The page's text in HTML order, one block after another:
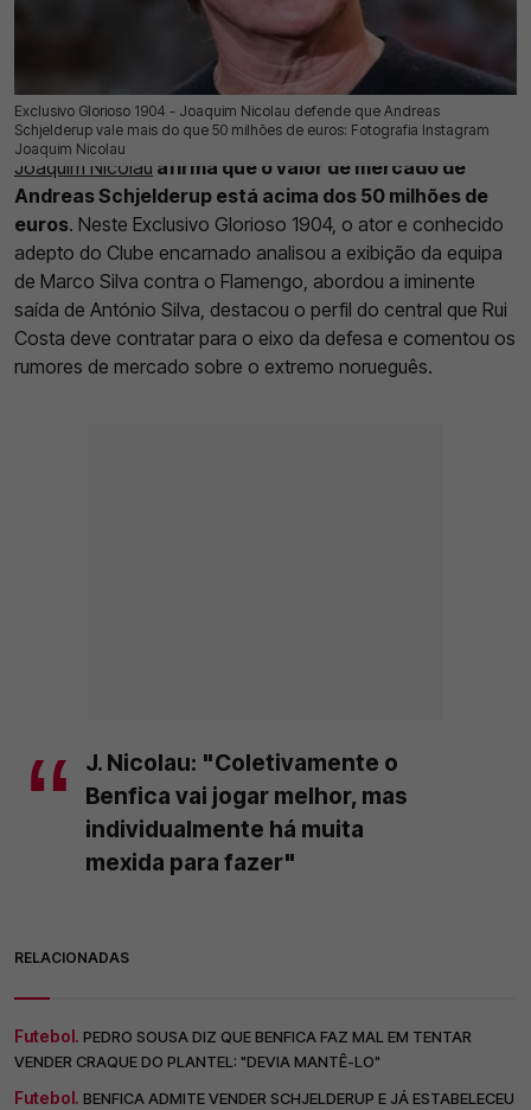
Exclusivo Glorioso 1904 - Joaquim Nicolau defende que Andreas
Schjelderup vale mais do que 50 milhões de euros: Fotografia Instagram
Joaquim Nicolau
16 Jul 2026 | 03:00 | 0
Joaquim Nicolau afirma que o valor de mercado de
Andreas Schjelderup está acima dos 50 milhões de
euros. Neste Exclusivo Glorioso 1904, o ator e conhecido
adepto do Clube encarnado analisou a exibição da equipa
de Marco Silva contra o Flamengo, abordou a iminente
saída de António Silva, destacou o perfil do central que Rui
Costa deve contratar para o eixo da defesa e comentou os
rumores de mercado sobre o extremo norueguês.
J. Nicolau: "Coletivamente o
Benfica vai jogar melhor, mas
individualmente há muita
mexida para fazer"
RELACIONADAS
Futebol. PEDRO SOUSA DIZ QUE BENFICA FAZ MAL EM TENTAR
VENDER CRAQUE DO PLANTEL: "DEVIA MANTÊ-LO"
Futebol. BENFICA ADMITE VENDER SCHJELDERUP E JÁ ESTABELECEU